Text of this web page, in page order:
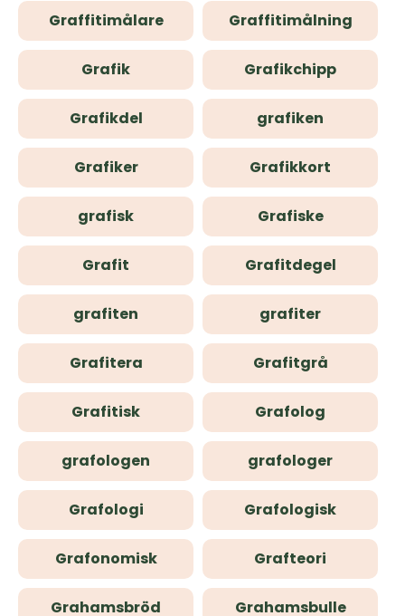
Graffitimålare Graffitimålning
Grafik Grafikchipp
Grafikdel grafiken
Grafiker Grafikkort
grafisk Grafiske
Grafit Grafitdegel
grafiten grafiter
Grafitera Grafitgrå
Grafitisk Grafolog
grafologen grafologer
Grafologi Grafologisk
Grafonomisk Grafteori
Grahamsbröd Grahamsbulle